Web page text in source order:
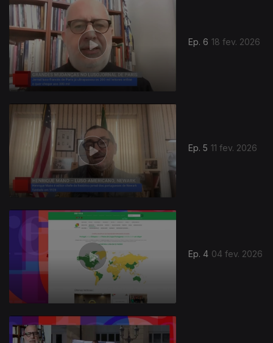
Ep. 6 18 fev. 2026
Ep. 5 11 fev. 2026
Ep. 4 04 fev. 2026